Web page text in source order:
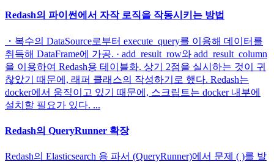
Redash의 파이썬에서 자작 로직을 작동시키는 방법
・복수의 DataSource로부터 execute_query를 이용해 데이터를
취득해 DataFrame에 가공. · add_result_row와 add_result_column
을 이용하여 Redash용 테이블화. 상기 2점을 실시하는 것이 귀
찮았기 때문에, 래퍼 클래스의 작성하기로 했다. Redash는
docker에서 움직이고 있기 때문에, 스크립트는 docker 내부에
설치할 필요가 있다. ...
Redash의 QueryRunner 확장
Redash의 Elasticsearch 용 파서 (QueryRunner)에서 문제 ( )를 발